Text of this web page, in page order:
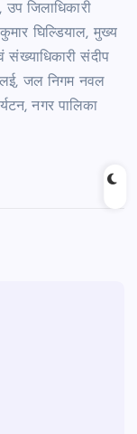
जिलाधिकारी
घिल्डियाल, मुख्य
संख्याधिकारी संदीप
जल निगम नवल
नगर पालिका